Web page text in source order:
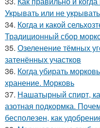
Укрывать или не
34. Когда и какой
Традиционный сбор
35. Озеленение тёмных
затенённых участков
36. Когда убирать
хранение. Морковь
37. Нашатырный спирт,
азотная подкормка.
бесполезен, как